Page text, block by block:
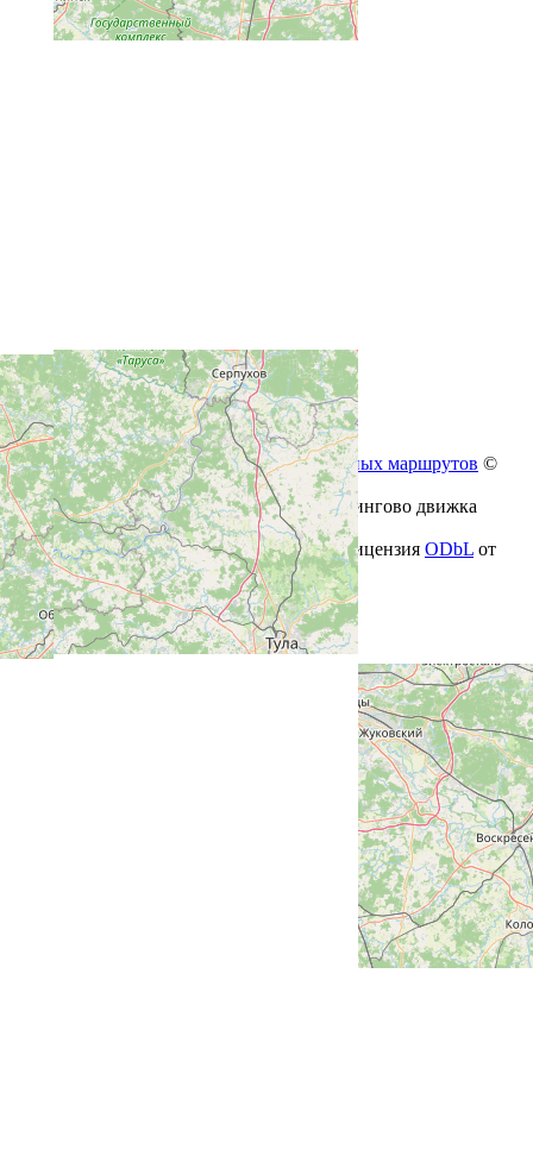
Сгенерировано Валидатор железнодорожных маршрутов ©
freeExec
Навигация осуществлена с помощью роутингово движка
OSRM
Геоданные© Участники OpenStreetMap, лицензия ODbL от
2026-08-07